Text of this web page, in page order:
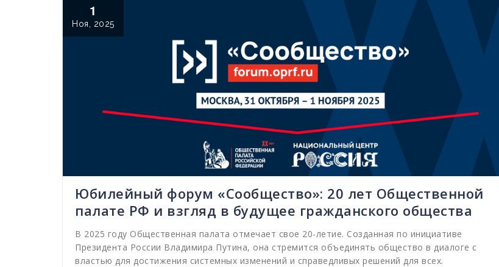
1
Ноя, 2025
Юбилейный форум «Сообщество»: 20 лет Общественной
палате РФ и взгляд в будущее гражданского общества
В 2025 году Общественная палата отмечает свое 20-летие. Созданная по инициативе
Президента России Владимира Путина, она стремится объединять общество в диалоге с
властью для достижения системных изменений и справедливых решений для всех.